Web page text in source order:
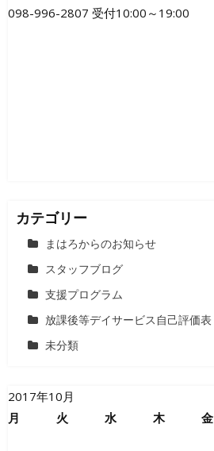
098-996-2807 受付10:00～19:00
カテゴリー
まはろからのお知らせ
スタッフブログ
支援プログラム
放課後等デイサービス自己評価表
未分類
2017年10月
月
火 水 木 金